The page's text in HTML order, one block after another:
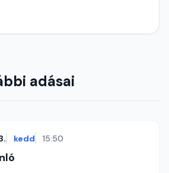
adásai
kedd 15:50